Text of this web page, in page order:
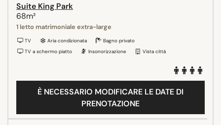
Suite King Park
68m²
1 letto matrimoniale extra-large
TV Aria condizionata
Bagno privato
TV a schermo piatto
Insonorizzazione Vista città
È NECESSARIO MODIFICARE LE DATE DI
PRENOTAZIONE